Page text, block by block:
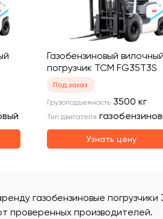
Газобензиновый вилочный
погрузчик TCM FG35T3S
Под заказ
Грузоподъемность 3500 кг
Тип двигателя
Узнать цену
газобензиновые
проверенных производителей.